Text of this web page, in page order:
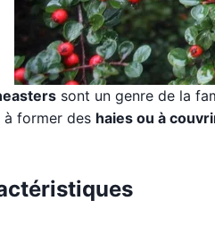
sont un genre de la
à former des haies ou à